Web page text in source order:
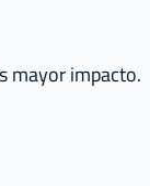
mayor impacto.